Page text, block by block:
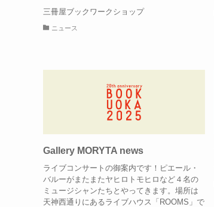
三冊屋ブックワークショップ
ニュース
Gallery MORYTA news
ライブコンサートの御案内です！ピエール・
バルーがまたまたヤヒロトモヒロなど４名の
ミュージシャンたちとやってきます。場所は
天神西通りにあるライブハウス「ROOMS」で